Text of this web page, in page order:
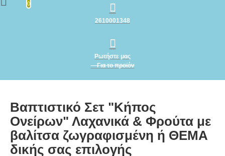
0
2610001348
Ρωτήστε μας
Για το προϊόν
Βαπτιστικό Σετ "Κήπος
Ονείρων" Λαχανικά & Φρούτα με
βαλίτσα ζωγραφισμένη ή ΘΕΜΑ
δικής σας επιλογής